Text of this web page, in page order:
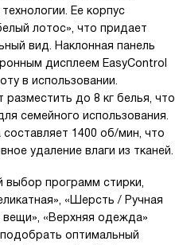
Ее корпус
лотос», что придает
вид. Наклонная панель
дисплеем EasyControl
в использовании.
разместить до 8 кг белья, что
семейного использования.
1400 об/мин, что
удаление влаги из тканей.
программ стирки,
«Шерсть / Ручная
вещи», «Верхняя одежда»
оптимальный